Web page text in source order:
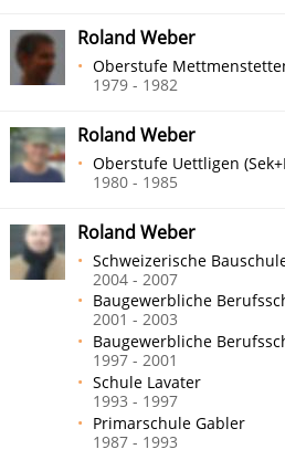
Roland Weber
Oberstufe
1979 - 1982
Roland Weber
Oberstufe Uettligen
1980 - 1985
Roland Weber
Schweizerische
2004 - 2007
Baugewerbliche
2001 - 2003
Baugewerbliche
1997 - 2001
Schule Lavater
1993 - 1997
Primarschule Gabler
1987 - 1993